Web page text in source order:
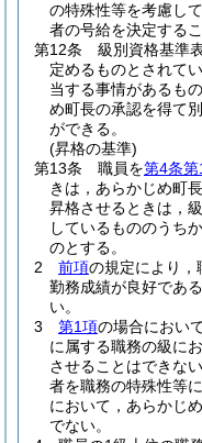
の特殊性等を考慮し
者の号給を決定する
第12条
級別資格基準
定めるものとされて
当する事情があるも
め町長の承認を得て
ができる。
(昇格の基準)
第13条
職員を第4条第
きは，あらかじめ町
昇格させるときは，
しているもののうち
のとする。
2
前項の規定により，
勤務成績が良好であ
い。
3
第1項の場合におい
に属する職務の級に
させることはできない
者を職務の特殊性等
において，あらかじ
でない。